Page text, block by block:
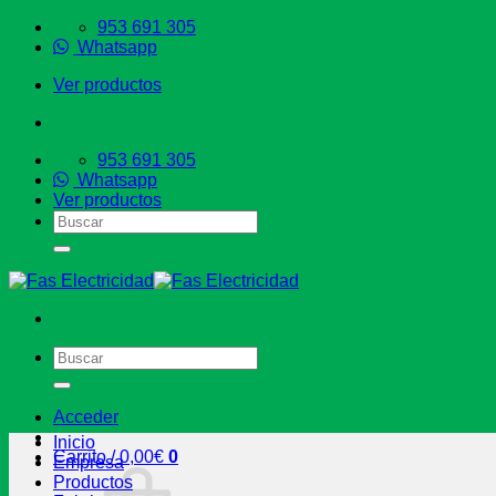
Saltar
953 691 305
Whatsapp
Ver productos
953 691 305
Whatsapp
Ver productos
Buscar
por:
Buscar
por:
Acceder
Carrito /0,00€ 0
Inicio
Empresa
Productos